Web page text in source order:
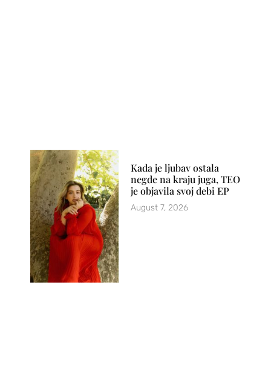
Kada je ljubav ostala
negde na kraju juga, TEO
je objavila svoj debi EP
August 7, 2026